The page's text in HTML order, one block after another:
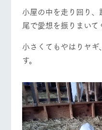
ペットを
お連れの
お客様へ
わせ・資
周遊バス
牧場内を巡る周
営業時間・料金
ペットをお連れの
お客様へ
小屋の中を走り回り
尾で愛想を振りまいて
小さくてもやはりヤ
す。